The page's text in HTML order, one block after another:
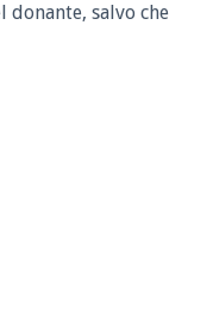
salvo che